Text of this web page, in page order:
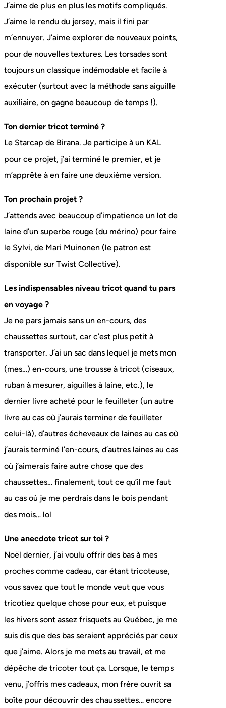
J’aime de plus en plus les motifs compliqués.
J’aime le rendu du jersey, mais il fini par
m’ennuyer. J’aime explorer de nouveaux points,
pour de nouvelles textures. Les torsades sont
toujours un classique indémodable et facile à
exécuter (surtout avec la méthode sans aiguille
auxiliaire, on gagne beaucoup de temps !).
Ton dernier tricot terminé ?
Le Starcap de Birana. Je participe à un KAL
pour ce projet, j’ai terminé le premier, et je
m’apprête à en faire une deuxième version.
Ton prochain projet ?
J’attends avec beaucoup d’impatience un lot de
laine d’un superbe rouge (du mérino) pour faire
le Sylvi, de Mari Muinonen (le patron est
disponible sur Twist Collective).
Les indispensables niveau tricot quand tu pars
en voyage ?
Je ne pars jamais sans un en-cours, des
chaussettes surtout, car c’est plus petit à
transporter. J’ai un sac dans lequel je mets mon
(mes…) en-cours, une trousse à tricot (ciseaux,
ruban à mesurer, aiguilles à laine, etc.), le
dernier livre acheté pour le feuilleter (un autre
livre au cas où j’aurais terminer de feuilleter
celui-là), d’autres écheveaux de laines au cas où
j’aurais terminé l’en-cours, d’autres laines au cas
où j’aimerais faire autre chose que des
chaussettes… finalement, tout ce qu’il me faut
au cas où je me perdrais dans le bois pendant
des mois… lol
Une anecdote tricot sur toi ?
Noël dernier, j’ai voulu offrir des bas à mes
proches comme cadeau, car étant tricoteuse,
vous savez que tout le monde veut que vous
tricotiez quelque chose pour eux, et puisque
les hivers sont assez frisquets au Québec, je me
suis dis que des bas seraient appréciés par ceux
que j’aime. Alors je me mets au travail, et me
dépêche de tricoter tout ça. Lorsque, le temps
venu, j’offris mes cadeaux, mon frère ouvrit sa
boîte pour découvrir des chaussettes… encore